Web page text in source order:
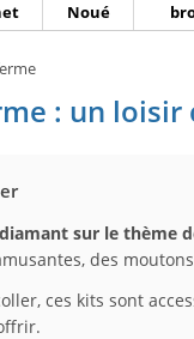
Noué
: un
sur le thème
des
ces kits sont